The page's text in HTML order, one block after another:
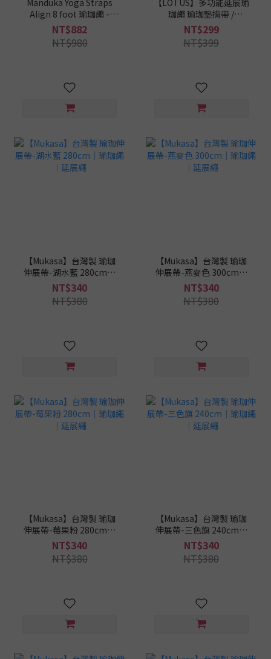
Manduka Yoga Straps
Align 8 foot 瑜珈繩 -
Rosewood Elderberry
NT$882
NT$980
【LOTUS】多功能延展瑜
珈繩 瑜珈墊揹帶 /
170x3.8cm 伸展帶
NT$299
NT$399
【Mukasa】台灣製 瑜珈
伸展帶-湖水藍 280cm｜
瑜珈繩｜延展繩
NT$340
NT$380
【Mukasa】台灣製 瑜珈
伸展帶-燕麥色 300cm｜
瑜珈繩｜延展繩
NT$340
NT$380
【Mukasa】台灣製 瑜珈
伸展帶-莓果粉 280cm｜
瑜珈繩｜延展繩
NT$340
NT$380
【Mukasa】台灣製 瑜珈
伸展帶-三色旗 240cm｜
瑜珈繩｜延展繩
NT$340
NT$380